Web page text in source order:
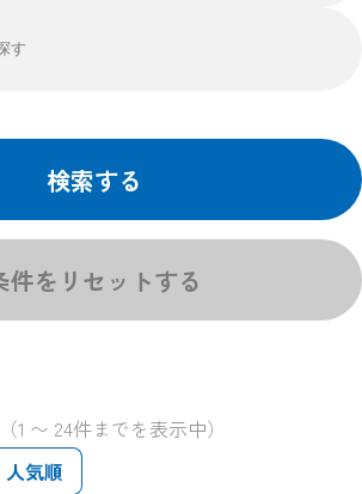
検索する
件をリセットする
（1 〜 24件までを表示中）
人気順